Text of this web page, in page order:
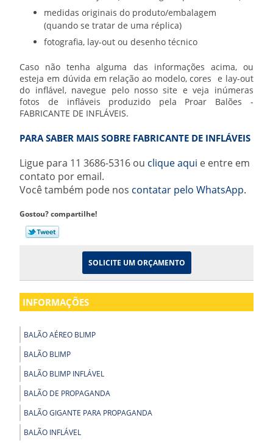
medidas originais do produto/embalagem
(quando se tratar de uma réplica)
fotografia, lay-out ou desenho técnico
Caso não tenha alguma das informações acima, ou
esteja em dúvida em relação ao modelo, cores e lay-out
do inflável, navegue pelo nosso site e veja inúmeras
fotos de infláveis produzido pela Proar Balões -
FABRICANTE DE INFLÁVEIS.
PARA SABER MAIS SOBRE FABRICANTE DE INFLÁVEIS
Ligue para 11 3686-5316 ou clique aqui e entre em
contato por email.
Você também pode nos contatar pelo WhatsApp.
Gostou? compartilhe!
SOLICITE UM ORÇAMENTO
INFORMAÇÕES
BALÃO AÉREO BLIMP
BALÃO BLIMP
BALÃO BLIMP INFLÁVEL
BALÃO DE PROPAGANDA
BALÃO GIGANTE PARA PROPAGANDA
BALÃO INFLÁVEL